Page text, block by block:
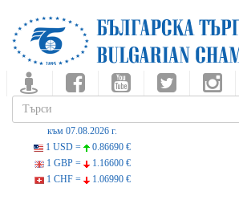
към 07.08.2026 г.
1 USD =
0.86690 €
1 GBP =
1.16600 €
1 CHF =
1.06990 €